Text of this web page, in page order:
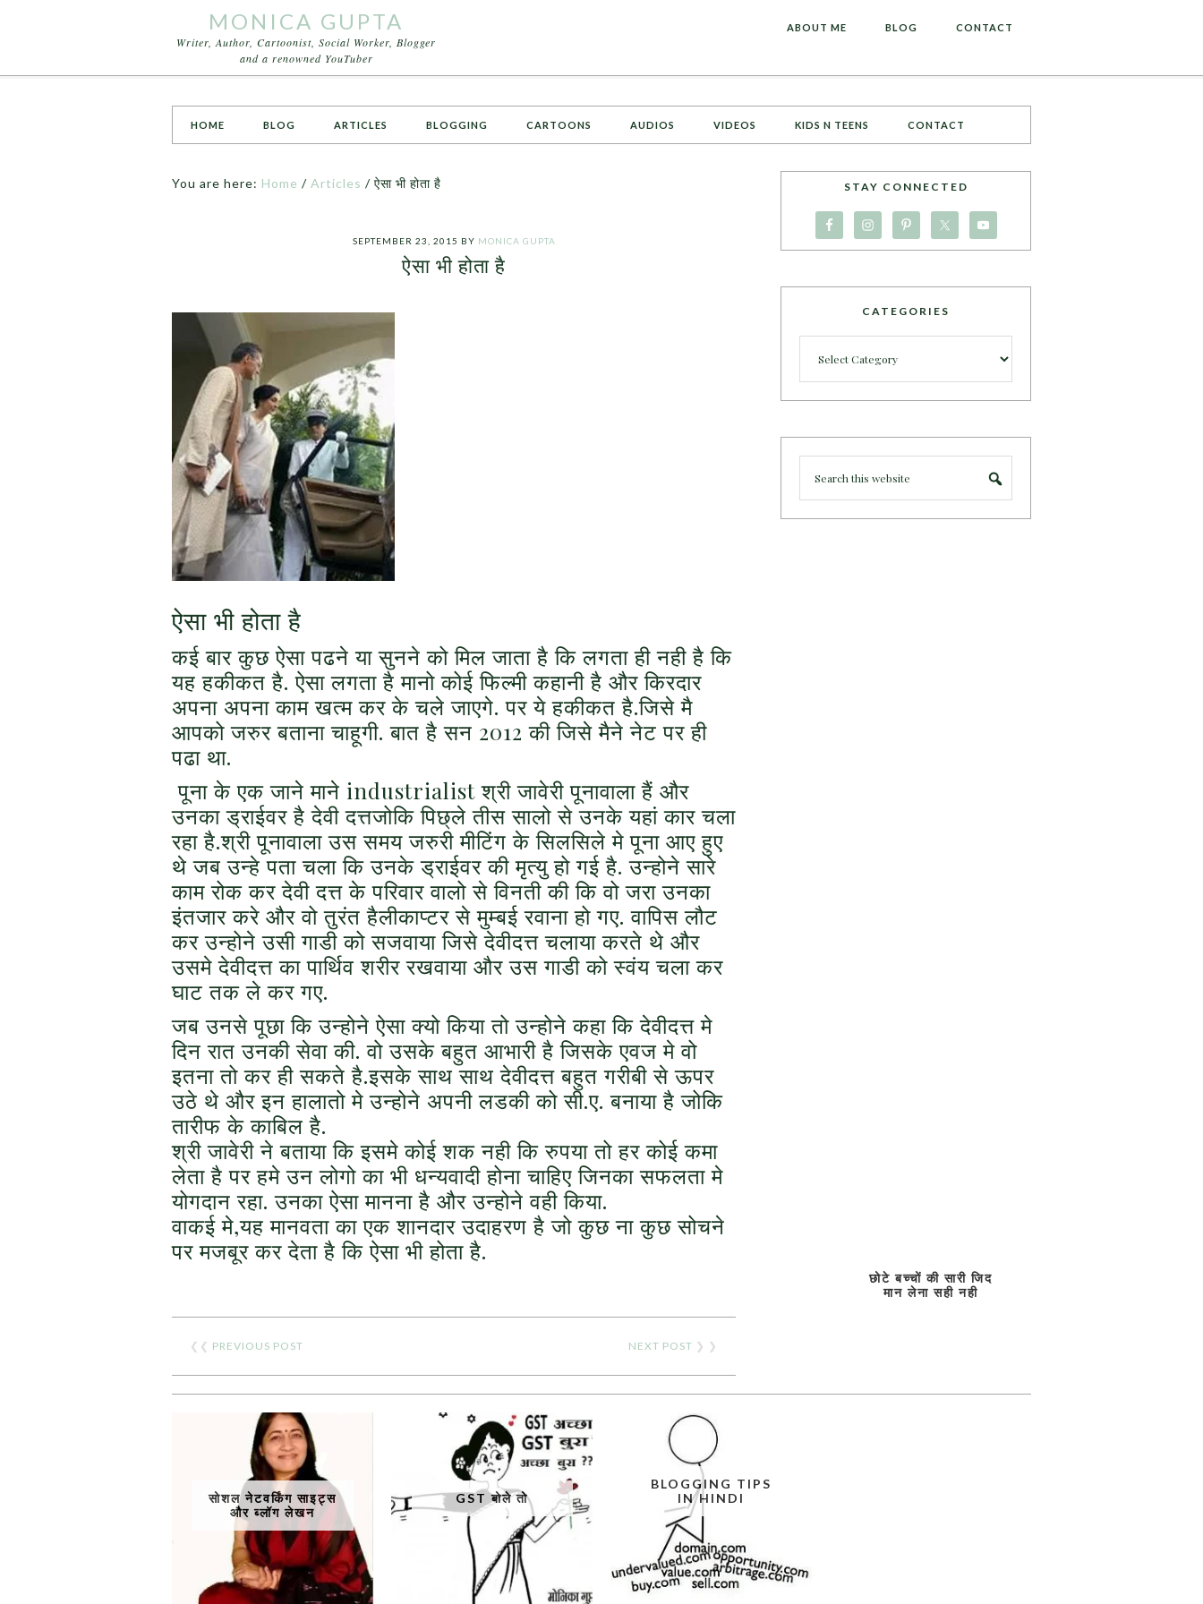
MONICA GUPTA
Writer, Author, Cartoonist, Social Worker, Blogger
and a renowned YouTuber
ABOUT ME BLOG CONTACT
HOME BLOG ARTICLES BLOGGING CARTOONS AUDIOS VIDEOS KIDS N TEENS CONTACT
You are here: Home / Articles / ऐसा भी होता है
SEPTEMBER 23, 2015 BY MONICA GUPTA
ऐसा भी होता है
ऐसा भी होता है
कई बार कुछ ऐसा पढने या सुनने को मिल जाता है कि लगता ही नही है कि
यह हकीकत है. ऐसा लगता है मानो कोई फिल्मी कहानी है और किरदार
अपना अपना काम खत्म कर के चले जाएगे. पर ये हकीकत है.जिसे मै
आपको जरुर बताना चाहूगी. बात है सन 2012 की जिसे मैने नेट पर ही
पढा था.
पूना के एक जाने माने industrialist श्री जावेरी पूनावाला हैं और
उनका ड्राईवर है देवी दत्तजोकि पिछ्ले तीस सालो से उनके यहां कार चला
रहा है.श्री पूनावाला उस समय जरुरी मीटिंग के सिलसिले मे पूना आए हुए
थे जब उन्हे पता चला कि उनके ड्राईवर की मृत्यु हो गई है. उन्होने सारे
काम रोक कर देवी दत्त के परिवार वालो से विनती की कि वो जरा उनका
इंतजार करे और वो तुरंत हैलीकाप्टर से मुम्बई रवाना हो गए. वापिस लौट
कर उन्होने उसी गाडी को सजवाया जिसे देवीदत्त चलाया करते थे और
उसमे देवीदत्त का पार्थिव शरीर रखवाया और उस गाडी को स्वंय चला कर
घाट तक ले कर गए.
जब उनसे पूछा कि उन्होने ऐसा क्यो किया तो उन्होने कहा कि देवीदत्त मे
दिन रात उनकी सेवा की. वो उसके बहुत आभारी है जिसके एवज मे वो
इतना तो कर ही सकते है.इसके साथ साथ देवीदत्त बहुत गरीबी से ऊपर
उठे थे और इन हालातो मे उन्होने अपनी लडकी को सी.ए. बनाया है जोकि
तारीफ के काबिल है.
श्री जावेरी ने बताया कि इसमे कोई शक नही कि रुपया तो हर कोई कमा
लेता है पर हमे उन लोगो का भी धन्यवादी होना चाहिए जिनका सफलता मे
योगदान रहा. उनका ऐसा मानना है और उन्होने वही किया.
वाकई मे,यह मानवता का एक शानदार उदाहरण है जो कुछ ना कुछ सोचने
पर मजबूर कर देता है कि ऐसा भी होता है.
❮❮ PREVIOUS POST NEXT POST ❯ ❯
STAY CONNECTED
CATEGORIES
छोटे बच्चों की सारी जिद
मान लेना सही नही
BLOGGING TIPS
IN HINDI
GST बोले तो
सोशल नेटवर्किंग साइट्स
और ब्लॉग लेखन